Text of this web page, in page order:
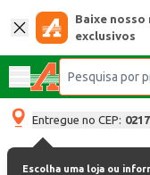
Baixe nosso
exclusivos
Entregue no CEP:
Escolha uma loja ou